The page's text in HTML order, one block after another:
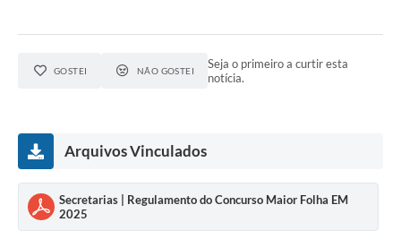
GOSTEI NÃO GOSTEI
Seja o primeiro a curtir esta
notícia.
Arquivos Vinculados
Secretarias | Regulamento do Concurso Maior Folha EM
2025